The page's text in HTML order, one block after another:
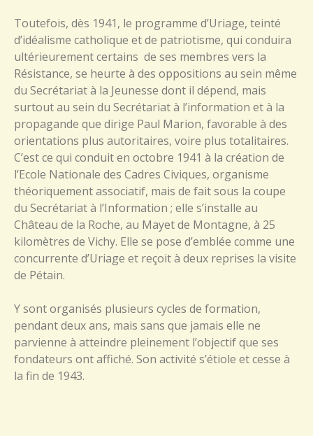
Toutefois, dès 1941, le programme d’Uriage, teinté
d’idéalisme catholique et de patriotisme, qui conduira
ultérieurement certains de ses membres vers la
Résistance, se heurte à des oppositions au sein même
du Secrétariat à la Jeunesse dont il dépend, mais
surtout au sein du Secrétariat à l’information et à la
propagande que dirige Paul Marion, favorable à des
orientations plus autoritaires, voire plus totalitaires.
C’est ce qui conduit en octobre 1941 à la création de
l’Ecole Nationale des Cadres Civiques, organisme
théoriquement associatif, mais de fait sous la coupe
du Secrétariat à l’Information ; elle s’installe au
Château de la Roche, au Mayet de Montagne, à 25
kilomètres de Vichy. Elle se pose d’emblée comme une
concurrente d’Uriage et reçoit à deux reprises la visite
de Pétain.
Y sont organisés plusieurs cycles de formation,
pendant deux ans, mais sans que jamais elle ne
parvienne à atteindre pleinement l’objectif que ses
fondateurs ont affiché. Son activité s’étiole et cesse à
la fin de 1943.